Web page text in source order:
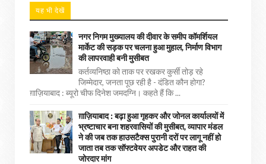
यह भी देखें
नगर निगम मुख्यालय की दीवार के समीप कॉमर्शियल
मार्केट की सड़क पर चलना हुआ मुहाल, निर्माण विभाग
की लापरवाही बनी मुसीबत
कर्तव्यनिष्ठा को ताक पर रखकर कुर्सी तोड़ रहे
जिम्मेदार, जनता पूछ रही है - दंडित कौन होगा?
ग़ाज़ियाबाद : ब्यूरो चीफ दिनेश जमदग्नि। कहते हैं कि ...
ग़ाज़ियाबाद : बढ़ा हुआ गृहकर और जोनल कार्यालयों में
भ्रष्टाचार बना शहरवासियों की मुसीबत, व्यापार मंडल
ने की जब तक हाउसटैक्स पुरानी दरों पर लागू नहीं हो
जाता तब तक सॉफ्टवेयर अपडेट और राहत की
जोरदार मांग